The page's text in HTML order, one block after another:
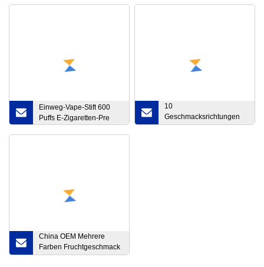
Einweg-Vape-Stift 600
Puffs E-Zigaretten-Pre
10
Geschmacksrichtungen
Einweg-Vape-Bar, 5000
China OEM Mehrere
Farben Fruchtgeschmack
500 mAh Akku